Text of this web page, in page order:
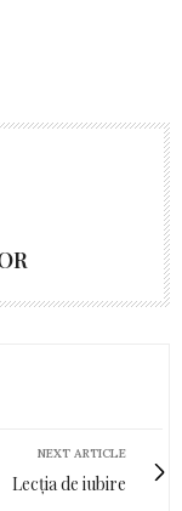
NEXT ARTICLE
Lecția de iubire